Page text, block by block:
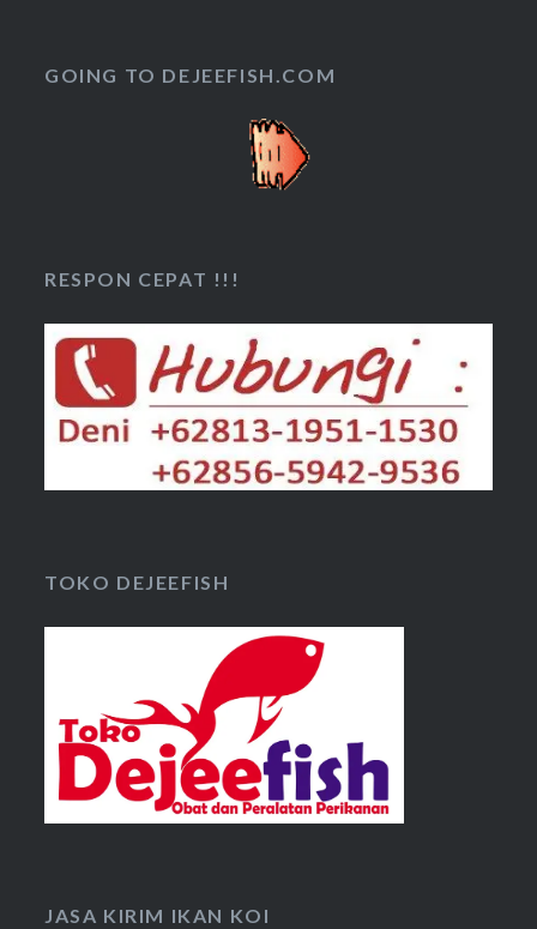
GOING TO DEJEEFISH.COM
RESPON CEPAT !!!
TOKO DEJEEFISH
JASA KIRIM IKAN KOI